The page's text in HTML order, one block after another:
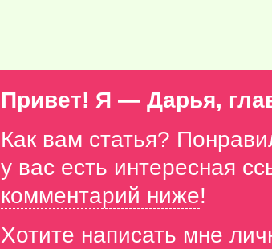
Привет! Я — Дарья,
Как вам статья?
у вас есть интересная
комментарий ниже!
Хотите написать мне